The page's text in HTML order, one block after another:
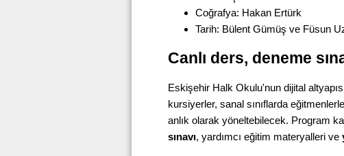
Coğrafya: Hakan Ertürk
Tarih: Bülent Gümüş ve Füsun
Canlı ders, deneme
Eskişehir Halk Okulu'nun dijital
kursiyerler, sanal sınıflarda
anlık olarak yöneltebilecek. Program
sınavı, yardımcı eğitim materyalleri ve